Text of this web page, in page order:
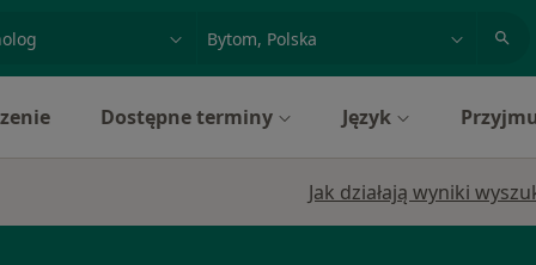
Dostępne terminy Język
Jak działają wyniki